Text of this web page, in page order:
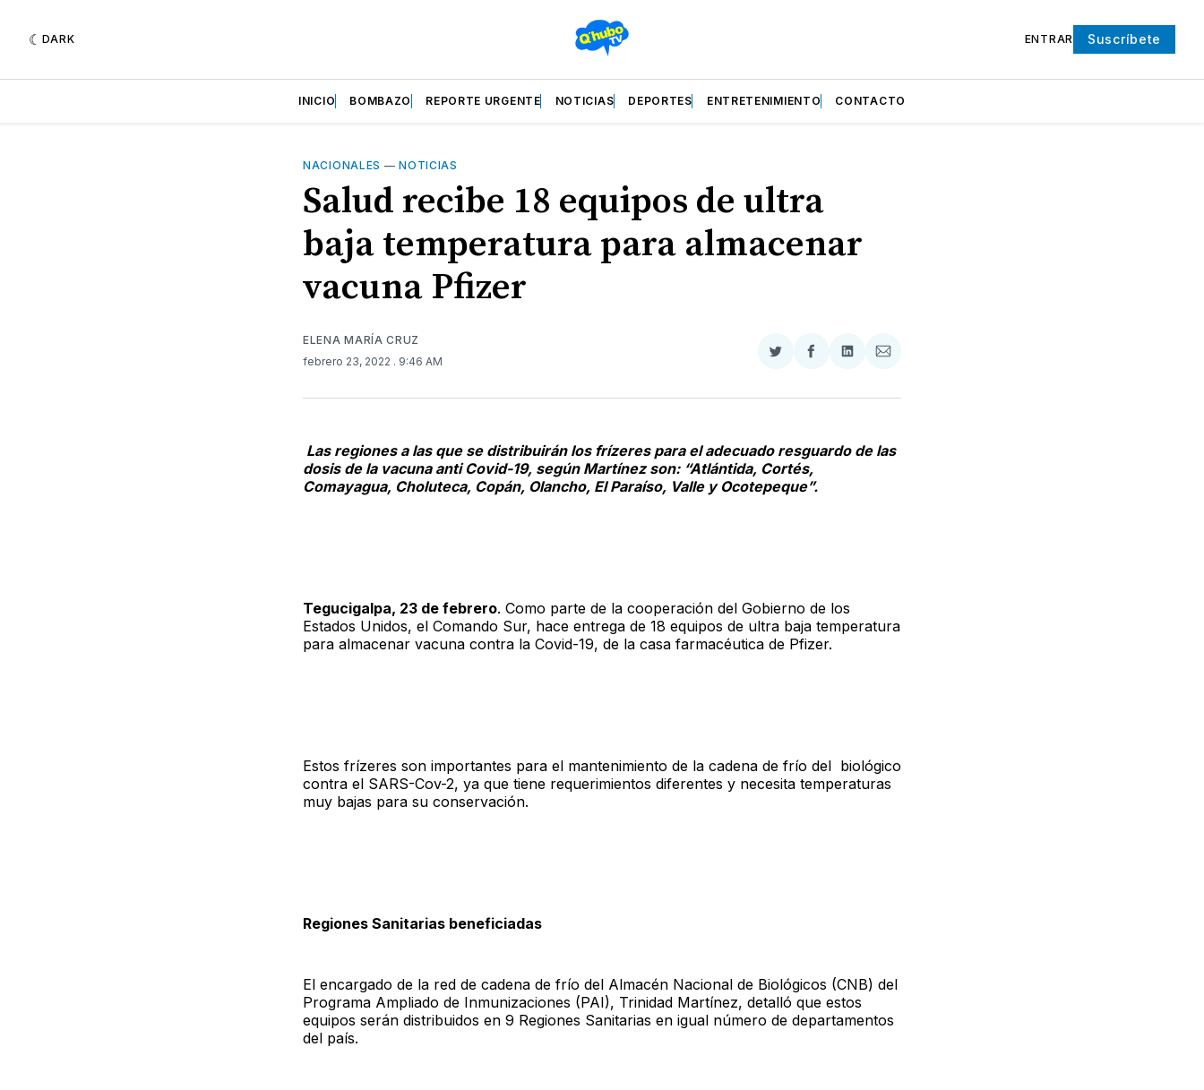
DARK ENTRAR Suscríbete
INICIO BOMBAZO REPORTE URGENTE NOTICIAS DEPORTES ENTRETENIMIENTO CONTACTO
NACIONALES —NOTICIAS
Salud recibe 18 equipos de ultra
baja temperatura para almacenar
vacuna Pfizer
ELENA MARÍA CRUZ
febrero 23, 2022 . 9:46 AM
Compartir
Twitter
Compartir
Facebook
Compartir
LinkedIn
Compartir
Email
Las regiones a las que se distribuirán los frízeres para el adecuado resguardo de las
dosis de la vacuna anti Covid-19, según Martínez son: “Atlántida, Cortés,
Comayagua, Choluteca, Copán, Olancho, El Paraíso, Valle y Ocotepeque”.
Tegucigalpa, 23 de febrero. Como parte de la cooperación del Gobierno de los
Estados Unidos, el Comando Sur, hace entrega de 18 equipos de ultra baja temperatura
para almacenar vacuna contra la Covid-19, de la casa farmacéutica de Pfizer.
Estos frízeres son importantes para el mantenimiento de la cadena de frío del biológico
contra el SARS-Cov-2, ya que tiene requerimientos diferentes y necesita temperaturas
muy bajas para su conservación.
Regiones Sanitarias beneficiadas
El encargado de la red de cadena de frío del Almacén Nacional de Biológicos (CNB) del
Programa Ampliado de Inmunizaciones (PAI), Trinidad Martínez, detalló que estos
equipos serán distribuidos en 9 Regiones Sanitarias en igual número de departamentos
del país.